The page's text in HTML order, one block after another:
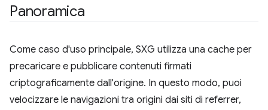
Panoramica
Come caso d'uso principale, SXG utilizza una cache per
precaricare e pubblicare contenuti firmati
criptograficamente dall'origine. In questo modo, puoi
velocizzare le navigazioni tra origini dai siti di referrer,